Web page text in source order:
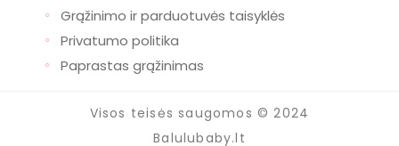
◦
Grąžinimo ir parduotuvės taisyklės
◦ Privatumo politika
◦ Paprastas grąžinimas
Visos teisės saugomos © 2024
Balulubaby.lt